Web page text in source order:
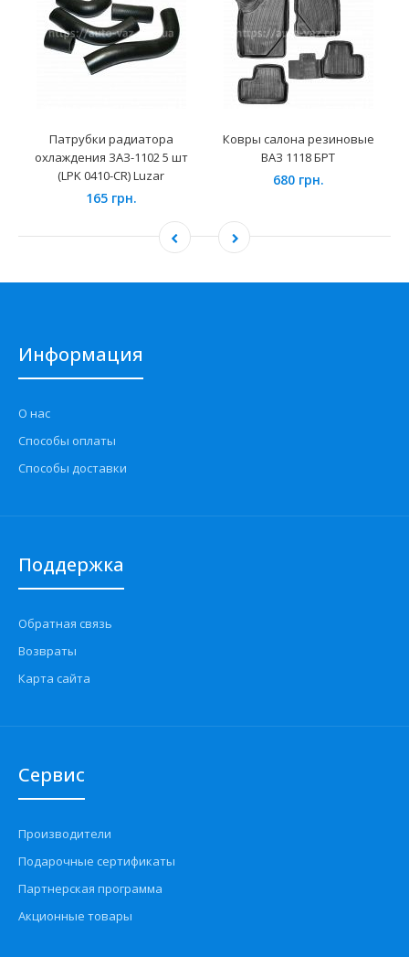
Патрубки радиатора
охлаждения ЗАЗ-1102 5 шт
(LPK 0410-CR) Luzar
165 грн.
Ковры салона резиновые
ВАЗ 1118 БРТ
680 грн.
Информация
О нас
Способы оплаты
Способы доставки
Поддержка
Обратная связь
Возвраты
Карта сайта
Сервис
Производители
Подарочные сертификаты
Партнерская программа
Акционные товары